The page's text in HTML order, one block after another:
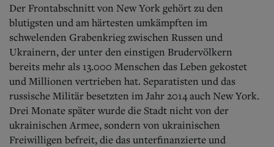
Der Frontabschnitt von New York gehört zu den
blutigsten und am härtesten umkämpften im
schwelenden Grabenkrieg zwischen Russen und
Ukrainern, der unter den einstigen Brudervölkern
bereits mehr als 13.000 Menschen das Leben gekostet
und Millionen vertrieben hat. Separatisten und das
russische Militär besetzten im Jahr 2014 auch New York.
Drei Monate später wurde die Stadt nicht von der
ukrainischen Armee, sondern von ukrainischen
Freiwilligen befreit, die das unterfinanzierte und